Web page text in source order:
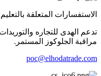
الاستفسارات المتعلقة بالتعليم
تدعم الهدى للتجاره
مراقبة الجلوكوز المستمر.
poc@elhodatrade.com